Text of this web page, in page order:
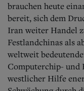
brauchen heute
bereit, sich dem
Iran weiter Handel
Festlandchinas als
weltweit
Computerchip-
westlicher Hilfe